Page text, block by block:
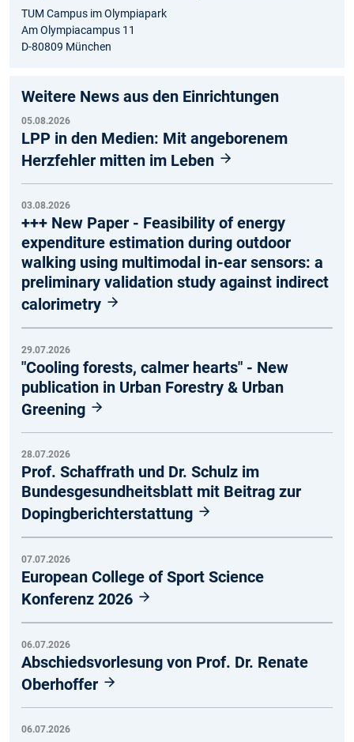
TUM Campus im Olympiapark
Am Olympiacampus 11
D-80809 München
Weitere News aus den Einrichtungen
05.08.2026
LPP in den Medien: Mit angeborenem
Herzfehler mitten im Leben
03.08.2026
+++ New Paper - Feasibility of energy
expenditure estimation during outdoor
walking using multimodal in-ear sensors: a
preliminary validation study against indirect
calorimetry
29.07.2026
"Cooling forests, calmer hearts" - New
publication in Urban Forestry & Urban
Greening
28.07.2026
Prof. Schaffrath und Dr. Schulz im
Bundesgesundheitsblatt mit Beitrag zur
Dopingberichterstattung
07.07.2026
European College of Sport Science
Konferenz 2026
06.07.2026
Abschiedsvorlesung von Prof. Dr. Renate
Oberhoffer
06.07.2026